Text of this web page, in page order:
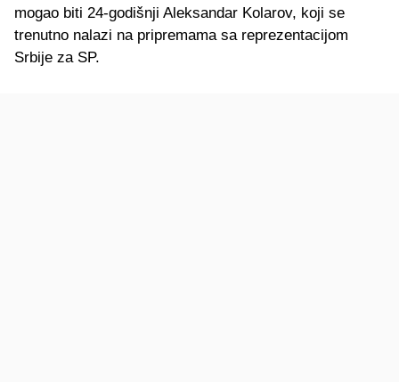
mogao biti 24-godišnji Aleksandar Kolarov, koji se
trenutno nalazi na pripremama sa reprezentacijom
Srbije za SP.